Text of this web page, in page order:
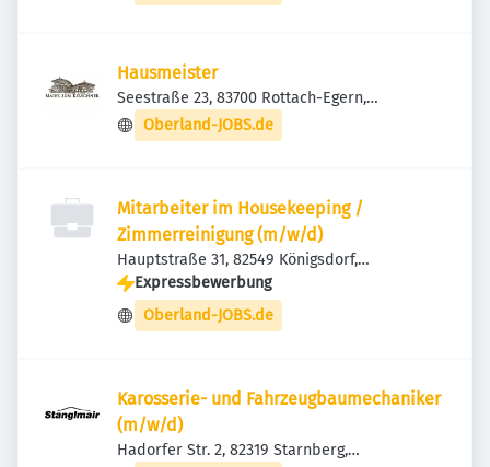
Hausmeister
Seestraße 23, 83700 Rottach-Egern,
Deutschland
Oberland-JOBS.de
Mitarbeiter im Housekeeping /
Zimmerreinigung (m/w/d)
Hauptstraße 31, 82549 Königsdorf,
Deutschland
Expressbewerbung
Oberland-JOBS.de
Karosserie- und Fahrzeugbaumechaniker
(m/w/d)
Hadorfer Str. 2, 82319 Starnberg,